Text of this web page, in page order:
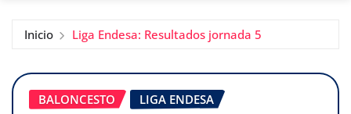
Inicio Liga Endesa: Resultados jornada 5
BALONCESTO LIGA ENDESA